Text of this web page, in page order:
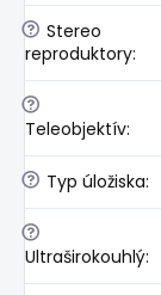
? Stereo
reproduktory:
?
Teleobjektív:
? Typ úložiska:
?
Ultraširokouhlý: